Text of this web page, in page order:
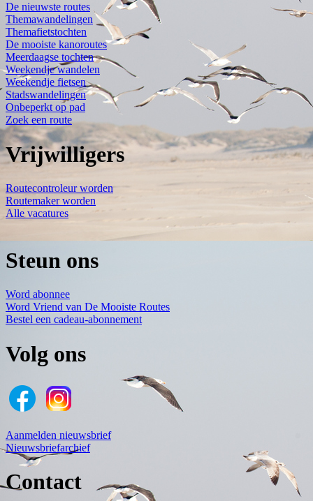
De nieuwste routes
Themawandelingen
Themafietstochten
De mooiste kanoroutes
Meerdaagse tochten
Weekendje wandelen
Weekendje fietsen
Stadswandelingen
Onbeperkt op pad
Zoek een route
Vrijwilligers
Routecontroleur worden
Routemaker worden
Alle vacatures
Steun ons
Word abonnee
Word Vriend van De Mooiste Routes
Bestel een cadeau-abonnement
Volg ons
Aanmelden nieuwsbrief
Nieuwsbriefarchief
Contact